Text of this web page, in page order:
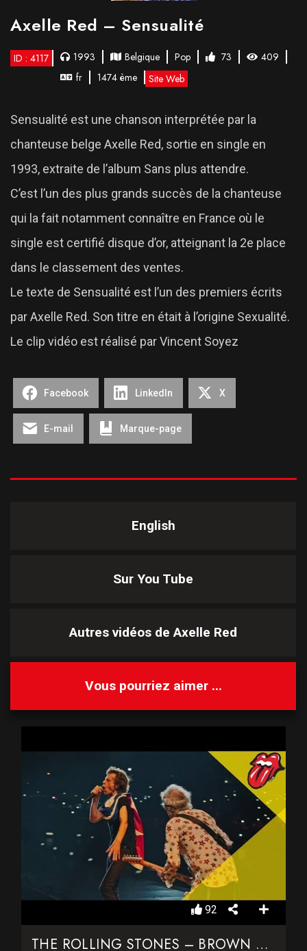
Axelle Red – Sensualité
ID : 4117 1993 Belgique Pop 73
409
fr
1474 ème Site Web
Sensualité est une chanson interprétée par la
chanteuse belge Axelle Red, sortie en single en
1993, extraite de l’album Sans plus attendre.
C’est l’un des plus grands succès de la chanteuse
qui la fait notamment connaître en France où le
single est certifié disque d’or, atteignant la 2e place
dans le classement des ventes.
Le texte de Sensualité est l’un des premiers écrits
par Axelle Red. Son titre en était à l’origine Sexualité.
Le clip vidéo est réalisé par Vincent Soyez
Facebook LinkedIn X
E-mail Marque-page
English
Sur You Tube
Autres vidéos deAxelle Red
Vous pourriez aimer ...
92
THE ROLLING STONES – BROWN SUGAR